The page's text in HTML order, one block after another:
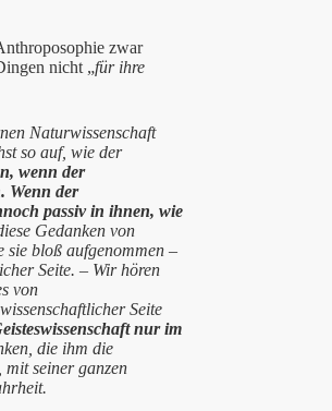
zwar
nicht „für ihre
Naturwissenschaft
so auf, wie der
wenn der
Wenn der
passiv in ihnen, wie
Gedanken von
sie bloß aufgenommen –
Seite. – Wir hören
von
Seite
nur im
die ihm die
seiner ganzen